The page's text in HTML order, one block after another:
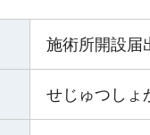
施術所開設届
せじゅつしょ